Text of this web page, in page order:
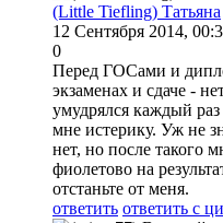
(Little Tiefling) Татьяна
12 Сентября 2014,
0
Перед ГОСами и
экзаменах и сдаче -
умудрялся каждый раз
мне истерику. Уж не
нет, но после такого
фиолетово на
отстаньте от меня.
ответить ответить с